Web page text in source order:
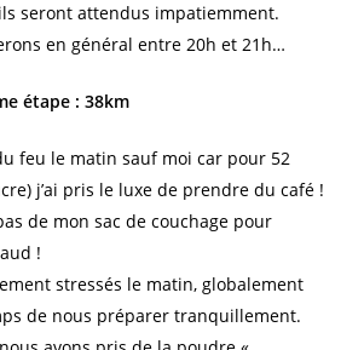
seront attendus impatiemment.
en général entre 20h et 21h…
étape : 38km
feu le matin sauf moi car pour 52
j’ai pris le luxe de prendre du café !
de mon sac de couchage pour
!
stressés le matin, globalement
de nous préparer tranquillement.